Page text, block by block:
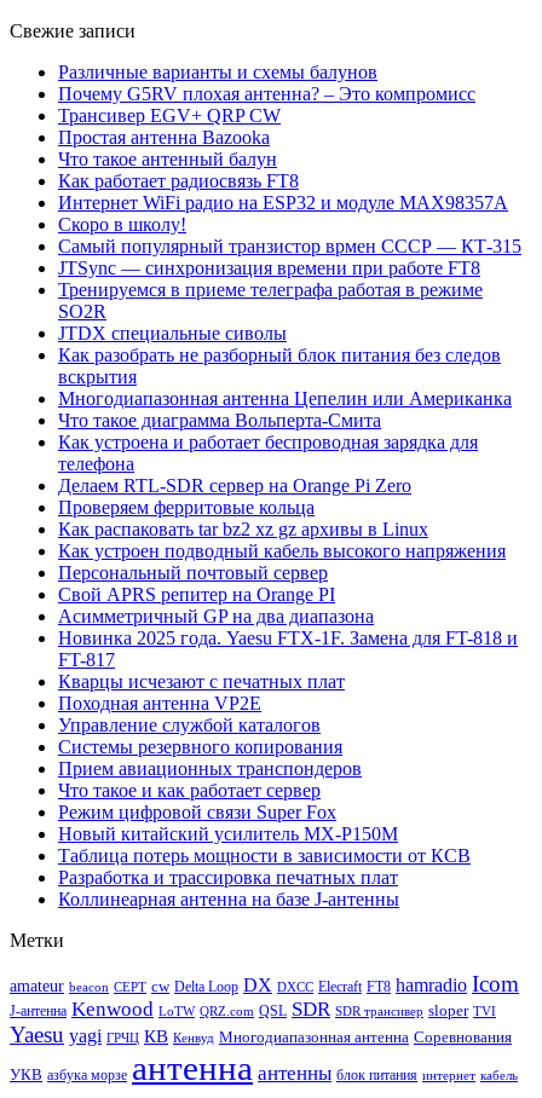
Свежие записи
Различные варианты и схемы балунов
Почему G5RV плохая антенна? – Это компромисс
Трансивер EGV+ QRP CW
Простая антенна Bazooka
Что такое антенный балун
Как работает радиосвязь FT8
Интернет WiFi радио на ESP32 и модуле MAX98357A
Скоро в школу!
Самый популярный транзистор врмен СССР — КТ-315
JTSync — синхронизация времени при работе FT8
Тренируемся в приеме телеграфа работая в режиме
SO2R
JTDX специальные сиволы
Как разобрать не разборный блок питания без следов
вскрытия
Многодиапазонная антенна Цепелин или Американка
Что такое диаграмма Вольперта-Смита
Как устроена и работает беспроводная зарядка для
телефона
Делаем RTL-SDR сервер на Orange Pi Zero
Проверяем ферритовые кольца
Как распаковать tar bz2 xz gz архивы в Linux
Как устроен подводный кабель высокого напряжения
Персональный почтовый сервер
Свой APRS репитер на Orange PI
Асимметричный GP на два диапазона
Новинка 2025 года. Yaesu FTX-1F. Замена для FT-818 и
FT-817
Кварцы исчезают с печатных плат
Походная антенна VP2E
Управление службой каталогов
Системы резервного копирования
Прием авиационных транспондеров
Что такое и как работает сервер
Режим цифровой связи Super Fox
Новый китайский усилитель MX-P150M
Таблица потерь мощности в зависимости от КСВ
Разработка и трассировка печатных плат
Коллинеарная антенна на базе J-антенны
Метки
amateur beacon CEPT cw Delta Loop DX DXCC Elecraft FT8 hamradio Icom
J-антенна Kenwood LoTW QRZ.com QSL SDR SDR трансивер sloper TVI
Yaesu yagi ГРЧЦ КВ Кенвуд Многодиапазонная антенна Соревнования
УКВ азбука морзе антенна антенны блок питания интернет кабель